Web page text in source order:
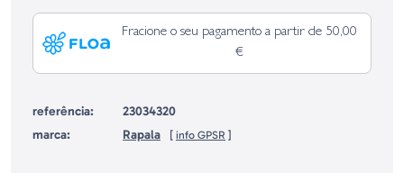
Fracione o seu pagamento a partir de 50,00
€
referência:
23034320
marca:
Rapala [ info GPSR ]